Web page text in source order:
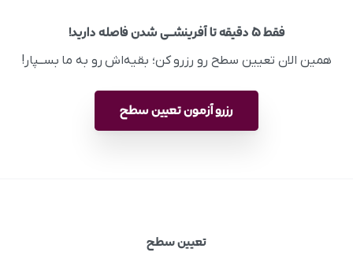
فقط ۵ دقیقه تا آفرینشــی شدن فاصله دارید!
همین الان تعیین سطح رو رزرو کن؛ بقیه‌اش رو به ما بســپار!
رزرو آزمون تعیین سطح
تعیین سطح